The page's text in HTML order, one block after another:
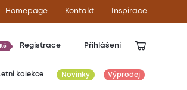
Homepage Kontakt Inspirace
Registrace Přihlášení
kolekce Novinky Výprodej